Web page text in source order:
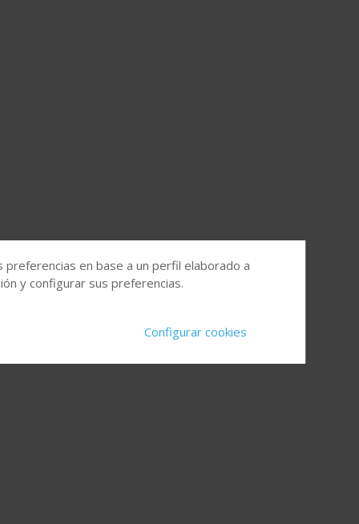
en base a un perfil elaborado a
y configurar sus preferencias.
Configurar cookies